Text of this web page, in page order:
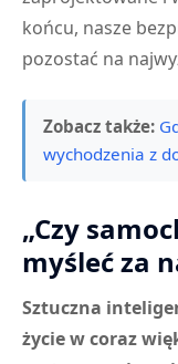
końcu, nasze
pozostać na
Zobacz także:
wychodzenia z
„Czy
myśleć za
Sztuczna
życie w coraz